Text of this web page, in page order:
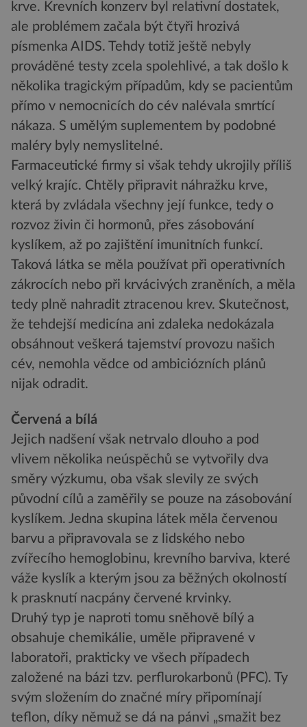
krve. Krevních konzerv byl relativní dostatek,
ale problémem začala být čtyři hrozivá
písmenka AIDS. Tehdy totiž ještě nebyly
prováděné testy zcela spolehlivé, a tak došlo k
několika tragickým případům, kdy se pacientům
přímo v nemocnicích do cév nalévala smrtící
nákaza. S umělým suplementem by podobné
maléry byly nemyslitelné.
Farmaceutické firmy si však tehdy ukrojily příliš
velký krajíc. Chtěly připravit náhražku krve,
která by zvládala všechny její funkce, tedy o
rozvoz živin či hormonů, přes zásobování
kyslíkem, až po zajištění imunitních funkcí.
Taková látka se měla používat při operativních
zákrocích nebo při krvácivých zraněních, a měla
tedy plně nahradit ztracenou krev. Skutečnost,
že tehdejší medicína ani zdaleka nedokázala
obsáhnout veškerá tajemství provozu našich
cév, nemohla vědce od ambiciózních plánů
nijak odradit.
Červená a bílá
Jejich nadšení však netrvalo dlouho a pod
vlivem několika neúspěchů se vytvořily dva
směry výzkumu, oba však slevily ze svých
původní cílů a zaměřily se pouze na zásobování
kyslíkem. Jedna skupina látek měla červenou
barvu a připravovala se z lidského nebo
zvířecího hemoglobinu, krevního barviva, které
váže kyslík a kterým jsou za běžných okolností
k prasknutí nacpány červené krvinky.
Druhý typ je naproti tomu sněhově bílý a
obsahuje chemikálie, uměle připravené v
laboratoři, prakticky ve všech případech
založené na bázi tzv. perflurokarbonů (PFC). Ty
svým složením do značné míry připomínají
teflon, díky němuž se dá na pánvi „smažit bez